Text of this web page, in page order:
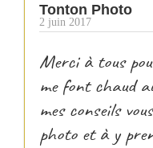
Tonton Photo
2 juin 2017
Merci à tous
me font chaud
mes conseils
photo et à y